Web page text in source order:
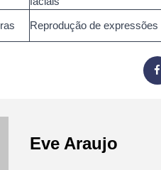
Reprodução de
Eve Araujo